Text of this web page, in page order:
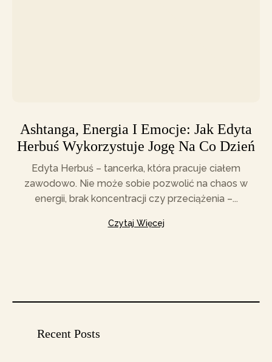
Ashtanga, Energia I Emocje: Jak Edyta
Herbuś Wykorzystuje Jogę Na Co Dzień
Edyta Herbuś – tancerka, która pracuje ciałem
zawodowo. Nie może sobie pozwolić na chaos w
energii, brak koncentracji czy przeciążenia –...
Czytaj Więcej
Recent Posts